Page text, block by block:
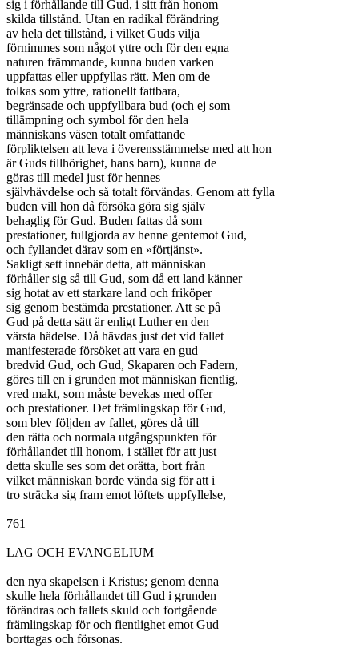
sig i förhållande till Gud, i sitt från honom
skilda tillstånd. Utan en radikal förändring
av hela det tillstånd, i vilket Guds vilja
förnimmes som något yttre och för den egna
naturen främmande, kunna buden varken
uppfattas eller uppfyllas rätt. Men om de
tolkas som yttre, rationellt fattbara,
begränsade och uppfyllbara bud (och ej som
tillämpning och symbol för den hela
människans väsen totalt omfattande
förpliktelsen att leva i överensstämmelse med att hon
är Guds tillhörighet, hans barn), kunna de
göras till medel just för hennes
självhävdelse och så totalt förvändas. Genom att fylla
buden vill hon då försöka göra sig själv
behaglig för Gud. Buden fattas då som
prestationer, fullgjorda av henne gentemot Gud,
och fyllandet därav som en »förtjänst».
Sakligt sett innebär detta, att människan
förhåller sig så till Gud, som då ett land känner
sig hotat av ett starkare land och friköper
sig genom bestämda prestationer. Att se på
Gud på detta sätt är enligt Luther en den
värsta hädelse. Då hävdas just det vid fallet
manifesterade försöket att vara en gud
bredvid Gud, och Gud, Skaparen och Fadern,
göres till en i grunden mot människan fientlig,
vred makt, som måste bevekas med offer
och prestationer. Det främlingskap för Gud,
som blev följden av fallet, göres då till
den rätta och normala utgångspunkten för
förhållandet till honom, i stället för att just
detta skulle ses som det orätta, bort från
vilket människan borde vända sig för att i
tro sträcka sig fram emot löftets uppfyllelse,
761
LAG OCH EVANGELIUM
den nya skapelsen i Kristus; genom denna
skulle hela förhållandet till Gud i grunden
förändras och fallets skuld och fortgående
främlingskap för och fientlighet emot Gud
borttagas och försonas.